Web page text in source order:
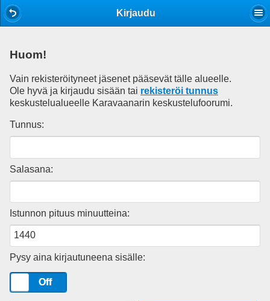
Kirjaudu
Huom!
Vain rekisteröityneet jäsenet pääsevät tälle alueelle.
Ole hyvä ja kirjaudu sisään tai rekisteröi tunnus
keskustelualueelle Karavaanarin keskustelufoorumi.
Tunnus:
Salasana:
Istunnon pituus minuutteina:
Pysy aina kirjautuneena sisälle:
Off